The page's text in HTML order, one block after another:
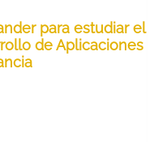
para estudiar el
de Aplicaciones